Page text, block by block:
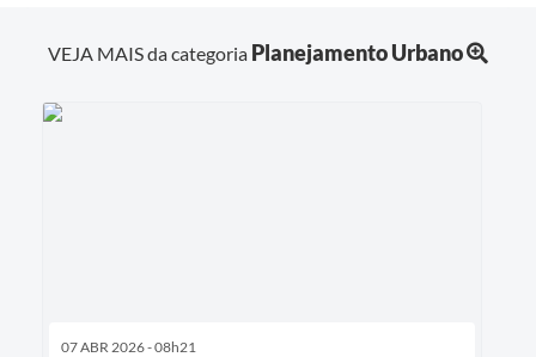
VEJA MAIS da categoria Planejamento Urbano
07 ABR 2026 - 08h21